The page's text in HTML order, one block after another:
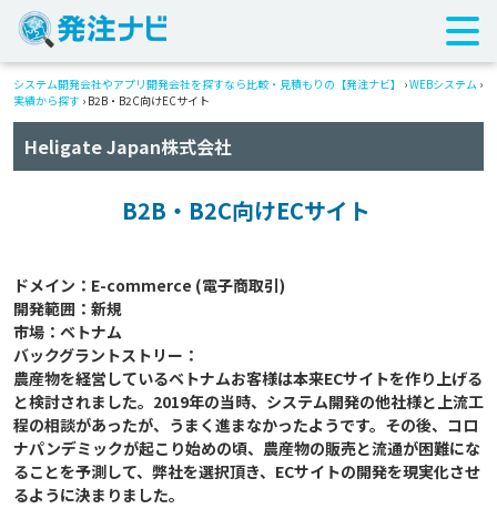
システム開発会社やアプリ開発会社を探すなら比較・見積もりの【発注ナビ】 ›WEBシステム ›
実績から探す › B2B・B2C向けECサイト ​
Heligate Japan株式会社
B2B・B2C向けECサイト ​
ドメイン：E-commerce (電子商取引)​
開発範囲：新規​
市場：ベトナム　 ​
バックグラントストリー：​
農産物を経営しているベトナムお客様は本来ECサイトを作り上げる
と検討されました。2019年の当時、システム開発の他社様と上流工
程の相談があったが、うまく進まなかったようです。その後、コロ
ナパンデミックが起こり始めの頃、農産物の販売と流通が困難にな
ることを予測して、弊社を選択頂き、ECサイトの開発を現実化させ
るように決まりました。​